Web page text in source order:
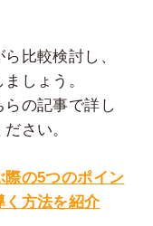
比較検討し、
しょう。
の記事で詳し
さい。
際の5つのポイン
く方法を紹介